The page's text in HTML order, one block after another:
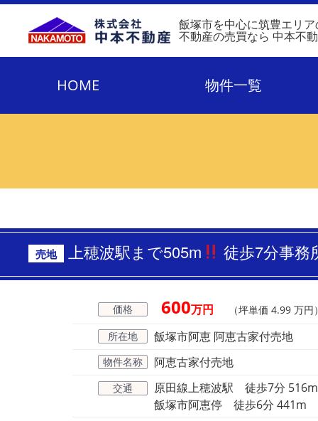
飯塚市を中心に筑豊エリア
不動産の売買なら 中本不
HOME 物件一覧
売地 上穂波駅まで505m 徒歩7分事
価格 600万円
（坪単価 4.99 万円
所在地
飯塚市阿恵 阿恵古家付売地
物件名称 阿恵古家付売地
交通
原田線上穂波駅 徒歩7分 516m
飯塚市阿恵停 徒歩6分 441m